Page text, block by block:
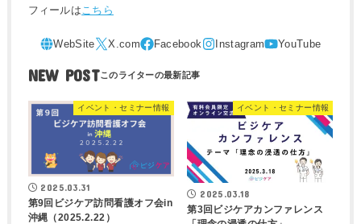
フィールは こちら
NEW POST
イベント・セミナー情報
2025.03.31
第9回ビジケア訪問看護オフ会in
沖縄（2025.2.22）
イベント・セミナー情報
2025.03.18
第3回ビジケアカンファレンス